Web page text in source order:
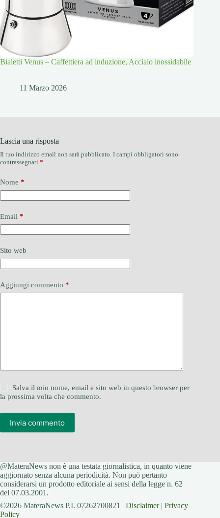
Bialetti Venus – Caffettiera ad induzione, Acciaio inossidabile
11 Marzo 2026
Lascia una risposta
Il tuo indirizzo email non sarà pubblicato. I campi obbligatori sono
contrassegnati *
Nome *
Email *
Sito web
Aggiungi commento *
Salva il mio nome, email e sito web in questo browser per
la prossima volta che commento.
Invia commento
@MateraNews non è una testata giornalistica, in quanto viene
aggiornato senza alcuna periodicità. Non può pertanto
considerarsi un prodotto editoriale ai sensi della legge n. 62
del 07.03.2001.
©2026 MateraNews P.I. 07262700821 | Disclaimer| Privacy
Policy